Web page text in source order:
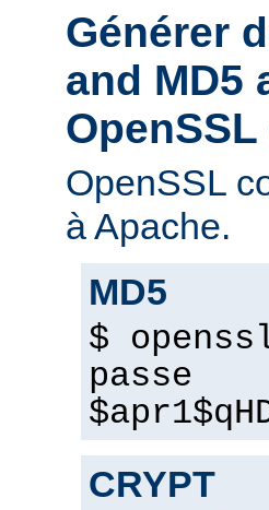
Générer
and MD5
OpenSSL
à Apache.
MD5
$
passe
CRYPT